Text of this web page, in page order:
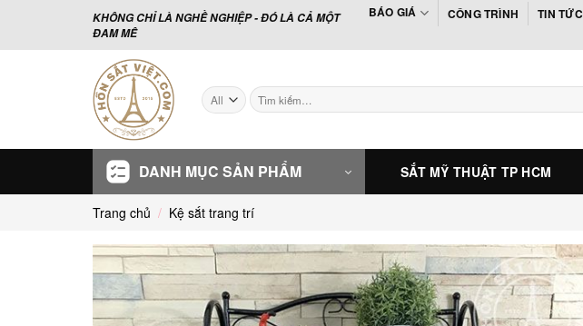
KHÔNG CHỈ LÀ NGHỀ NGHIỆP - ĐÓ LÀ CẢ MỘT
ĐAM MÊ
BÁO GIÁ CÔNG TRÌNH TIN TỨC
Tìm
kiếm:
DANH MỤC SẢN PHẨM SẮT MỸ THUẬT TP HCM
Trang chủ / Kệ sắt trang trí